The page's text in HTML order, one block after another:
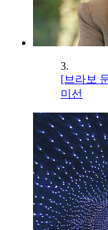
3.
[브라보
미선